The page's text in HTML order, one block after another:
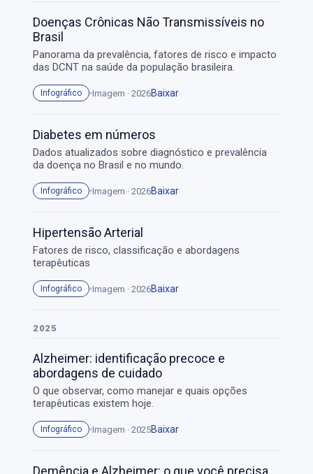
Doenças Crônicas Não Transmissíveis no
Brasil
Panorama da prevalência, fatores de risco e impacto
das DCNT na saúde da população brasileira.
Infográfico Imagem · 2026Baixar
Diabetes em números
Dados atualizados sobre diagnóstico e prevalência
da doença no Brasil e no mundo.
Infográfico Imagem · 2026Baixar
Hipertensão Arterial
Fatores de risco, classificação e abordagens
terapêuticas
Infográfico Imagem · 2026Baixar
2025
Alzheimer: identificação precoce e
abordagens de cuidado
O que observar, como manejar e quais opções
terapêuticas existem hoje.
Infográfico Imagem · 2025Baixar
Demência e Alzheimer: o que você precisa